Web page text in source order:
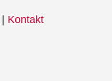
Kontakt